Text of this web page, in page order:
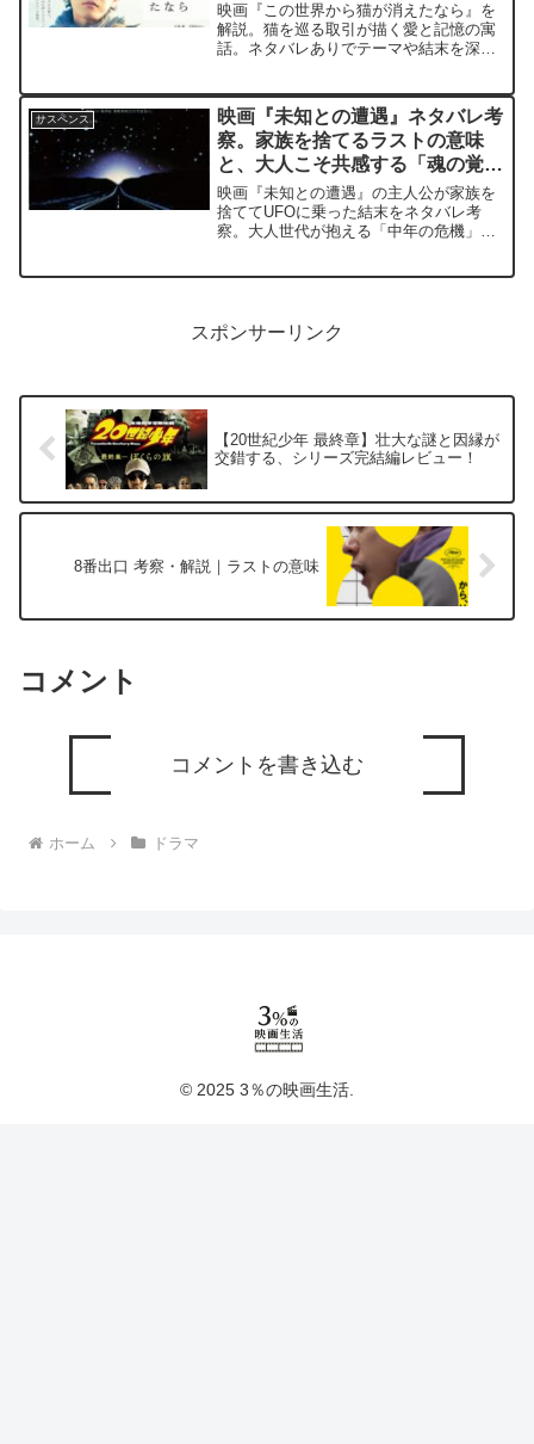
映画『この世界から猫が消えたなら』を
解説。猫を巡る取引が描く愛と記憶の寓
話。ネタバレありでテーマや結末を深掘
サスペンス
映画『未知との遭遇』ネタバレ考
察。家族を捨てるラストの意味
と、大人こそ共感する「魂の覚
醒」
映画『未知との遭遇』の主人公が家族を
捨ててUFOに乗った結末をネタバレ考
察。大人世代が抱える「中年の危機」や
スポンサーリンク
【20世紀少年 最終章】壮大な謎と因縁が
交錯する、シリーズ完結編レビュー！
8番出口 考察・解説｜ラストの意味
コメント
コメントを書き込む
ホーム ドラマ
© 2025 3％の映画生活.